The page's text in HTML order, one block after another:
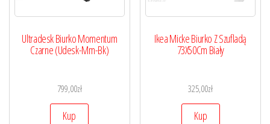
Ultradesk Biurko Momentum
Czarne (Udesk-Mm-Bk)
799,00zł
Kup
Ikea Micke Biurko Z Szufladą
73X50Cm Biały
325,00zł
Kup